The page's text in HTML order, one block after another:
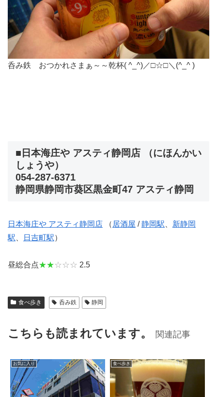
呑み鉄 おつかれさまぁ～～乾杯( ^_^)／□☆□＼(^_^ )
■日本海庄や アスティ静岡店 （にほんかい
しょうや）
054-287-6371
静岡県静岡市葵区黒金町47 アスティ静岡
日本海庄や アスティ静岡店 （ 居酒屋 /静岡駅
新静岡
駅
日吉町駅）
昼総合点★★☆☆☆ 2.5
食べ歩き 呑み鉄 静岡
こちらも読まれています。 関連記事
お気に入り 食べ歩き